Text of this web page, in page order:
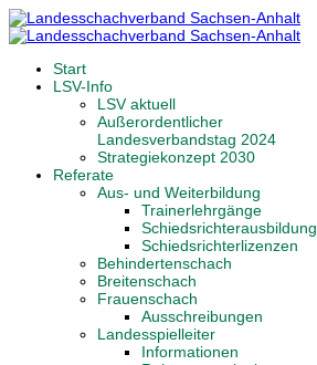
Start
LSV-Info
LSV aktuell
Außerordentlicher
Landesverbandstag 2024
Strategiekonzept 2030
Referate
Aus- und Weiterbildung
Trainerlehrgänge
Schiedsrichterausbildung
Schiedsrichterlizenzen
Behindertenschach
Breitenschach
Frauenschach
Ausschreibungen
Landesspielleiter
Informationen